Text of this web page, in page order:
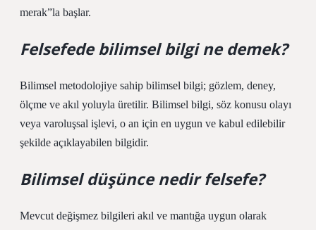
merak”la başlar.
Felsefede bilimsel bilgi ne demek?
Bilimsel metodolojiye sahip bilimsel bilgi; gözlem, deney,
ölçme ve akıl yoluyla üretilir. Bilimsel bilgi, söz konusu olayı
veya varoluşsal işlevi, o an için en uygun ve kabul edilebilir
şekilde açıklayabilen bilgidir.
Bilimsel düşünce nedir felsefe?
Mevcut değişmez bilgileri akıl ve mantığa uygun olarak